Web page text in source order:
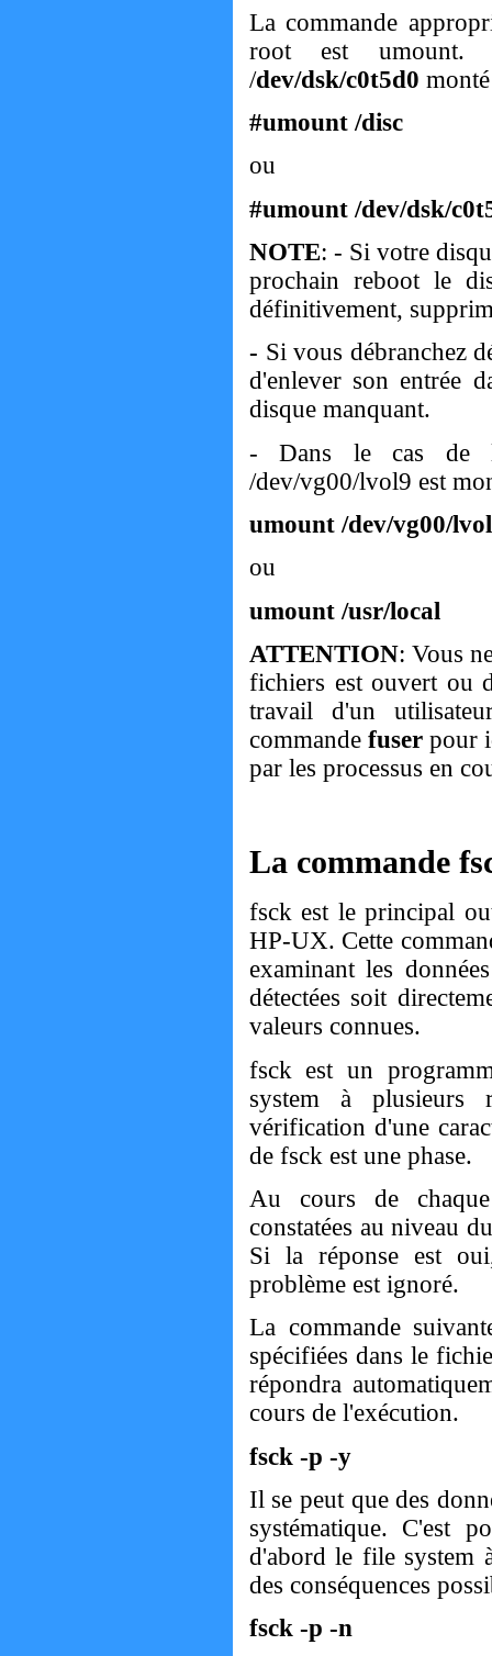
La commande
root est umount.
/dev/dsk/c0t5d0
#umount /disc
ou
#umount /dev/dsk/
NOTE: - Si votre
prochain reboot le
définitivement,
- Si vous débranchez
d'enlever son entrée
disque manquant.
- Dans le cas de
/dev/vg00/lvol9 est
umount /dev/vg00/
ou
umount /usr/local
ATTENTION: Vous
fichiers est ouvert ou
travail d'un
commande fuserpour
par les processus en
La commande
fsck est le principal
HP-UX. Cette
examinant les
détectées soit
valeurs connues.
fsck est un
system à plusieurs
vérification d'une
de fsck est une phase.
Au cours de
constatées au niveau
Si la réponse est
problème est ignoré.
La commande
spécifiées dans le
répondra
cours de l'exécution.
fsck -p -y
Il se peut que des
systématique. C'est
d'abord le file system
des conséquences
fsck -p -n